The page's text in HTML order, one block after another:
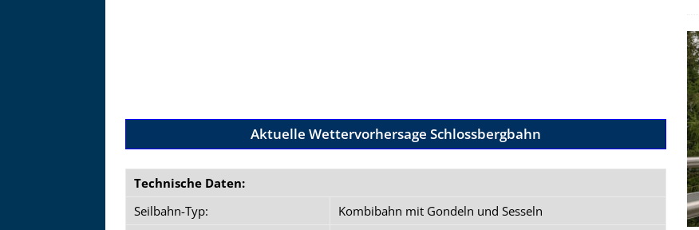
Aktuelle Wettervorhersage Schlossbergbahn
Technische Daten:
Seilbahn-Typ:
Kombibahn mit Gondeln und Sesseln